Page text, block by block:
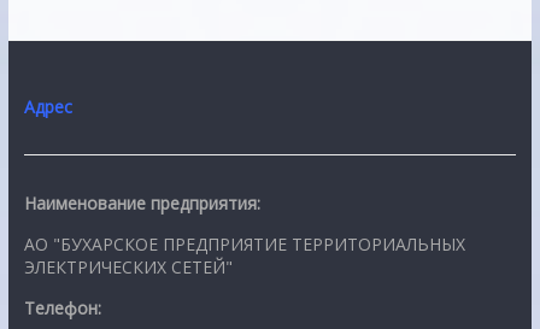
Адрес
Наименование предприятия:
АО "БУХАРСКОЕ ПРЕДПРИЯТИЕ ТЕРРИТОРИАЛЬНЫХ
ЭЛЕКТРИЧЕСКИХ СЕТЕЙ"
Телефон: